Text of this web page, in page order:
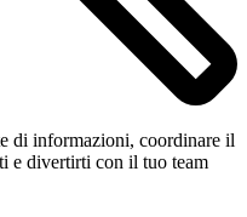
di informazioni, coordinare il
e divertirti con il tuo team